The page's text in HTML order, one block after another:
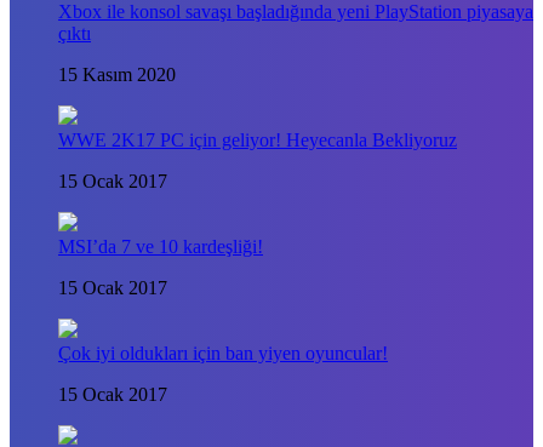
Xbox ile konsol savaşı başladığında yeni PlayStation piyasaya
çıktı
15 Kasım 2020
WWE 2K17 PC için geliyor! Heyecanla Bekliyoruz
15 Ocak 2017
MSI’da 7 ve 10 kardeşliği!
15 Ocak 2017
Çok iyi oldukları için ban yiyen oyuncular!
15 Ocak 2017